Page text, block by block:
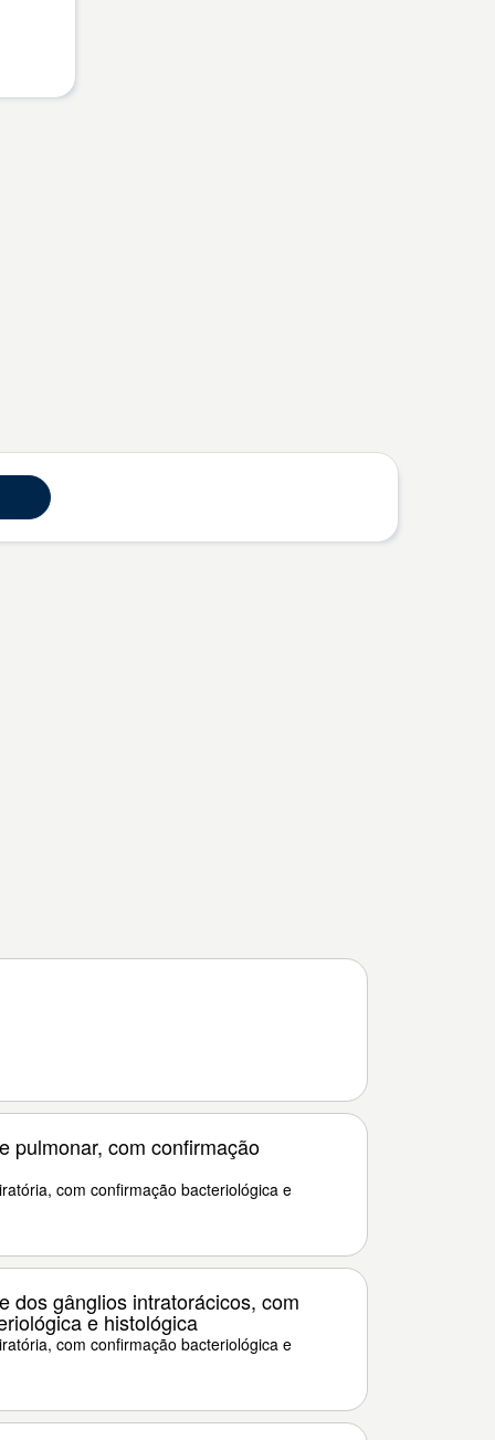
pulmonar, com confirmação
com confirmação bacteriológica e
dos gânglios intratorácicos, com
e histológica
com confirmação bacteriológica e